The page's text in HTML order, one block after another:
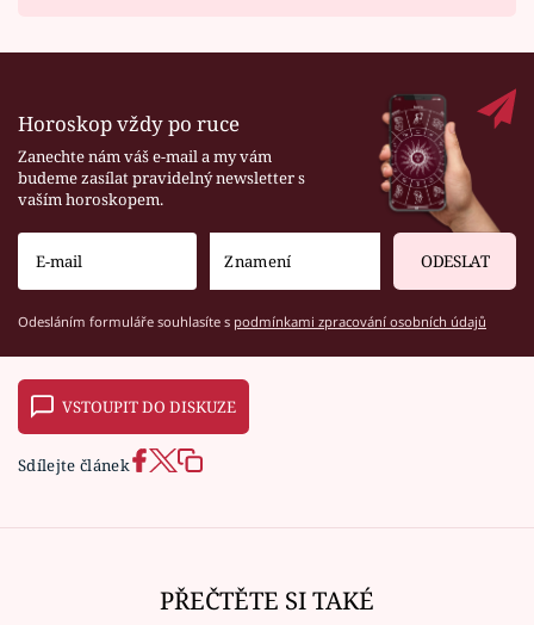
Horoskop vždy po ruce
Zanechte nám váš e-mail a my vám
budeme zasílat pravidelný newsletter s
vaším horoskopem.
ODESLAT
Odesláním formuláře souhlasíte s podmínkami zpracování osobních údajů
VSTOUPIT DO DISKUZE
Sdílejte článek
PŘEČTĚTE SI TAKÉ